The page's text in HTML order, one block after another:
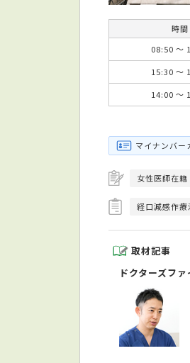
時間
08:50 ～
15:30 ～
14:00 ～
マイナンバー
女性医師在籍
経口減感作療
取材記事
ドクターズファ